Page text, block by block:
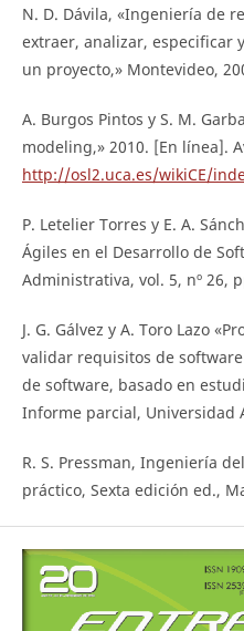
N. D. Dávila, «Ingeniería de
extraer, analizar, especificar
un proyecto,» Montevideo,
A. Burgos Pintos y S. M.
modeling,» 2010. [En línea].
http://osl2.uca.es/wikiCE/
P. Letelier Torres y E. A.
Ágiles en el Desarrollo de
Administrativa, vol. 5, nº 26,
J. G. Gálvez y A. Toro Lazo
validar requisitos de
de software, basado en
Informe parcial, Universidad
R. S. Pressman, Ingeniería
práctico, Sexta edición ed.,